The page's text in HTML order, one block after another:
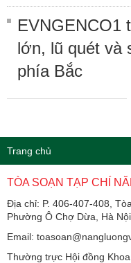
EVNGENCO1
lớn, lũ quét và
phía Bắc
Trang chủ
TÒA SOẠN TẠP CHÍ
Địa chỉ: P. 406-407-408,
Phường Ô Chợ Dừa, Hà Nội
Email:
Thường trực Hội đồng